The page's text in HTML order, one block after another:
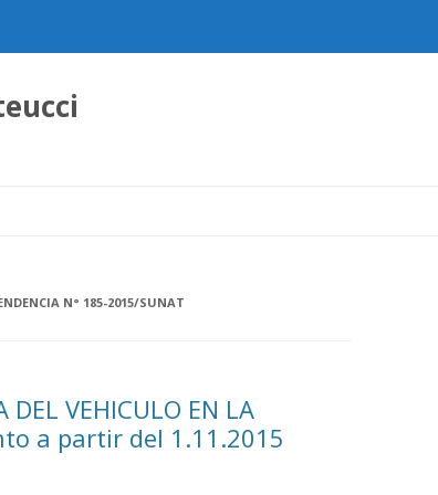
N° 185-2015/SUNAT
DEL VEHICULO EN LA
a partir del 1.11.2015